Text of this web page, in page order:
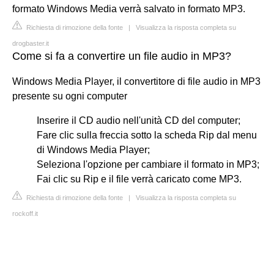
formato Windows Media verrà salvato in formato MP3.
Richiesta di rimozione della fonte | Visualizza la risposta completa su
drogbaster.it
Come si fa a convertire un file audio in MP3?
Windows Media Player, il convertitore di file audio in MP3
presente su ogni computer
Inserire il CD audio nell'unità CD del computer;
Fare clic sulla freccia sotto la scheda Rip dal menu
di Windows Media Player;
Seleziona l'opzione per cambiare il formato in MP3;
Fai clic su Rip e il file verrà caricato come MP3.
Richiesta di rimozione della fonte | Visualizza la risposta completa su
rockoff.it